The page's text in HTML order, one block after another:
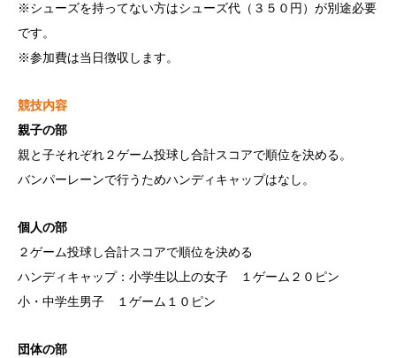
※シューズを持ってない方はシューズ代（３５０円）が別途必要
です。
※参加費は当日徴収します。
競技内容
親子の部
親と子それぞれ２ゲーム投球し合計スコアで順位を決める。
バンパーレーンで行うためハンディキャップはなし。
個人の部
２ゲーム投球し合計スコアで順位を決める
ハンディキャップ：小学生以上の女子 １ゲーム２０ピン
小・中学生男子 １ゲーム１０ピン
団体の部